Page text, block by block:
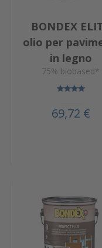
BONDEX
olio per
in legno
75% biobased*
69,72 €